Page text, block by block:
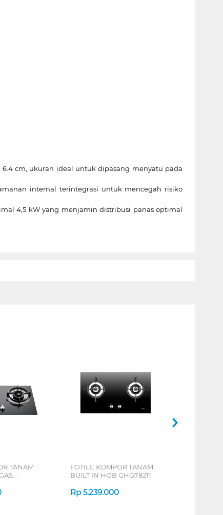
cm, ukuran ideal untuk dipasang menyatu pada
internal terintegrasi untuk mencegah risiko
4,5 kW yang menjamin distribusi panas optimal
TANAM
FOTILE KOMPOR TANAM
BUILT IN HOB GHG78211
Rp 5.239.000